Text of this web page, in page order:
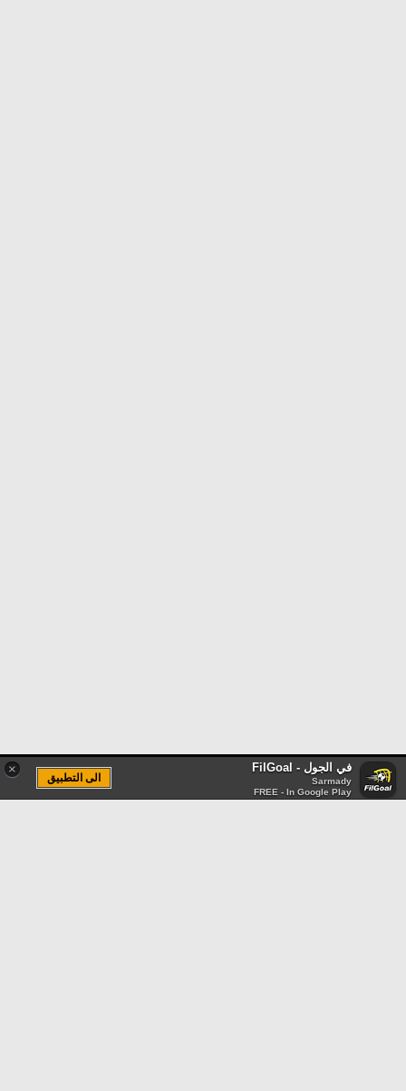
× في الجول - FilGoal
Sarmady
FREE - In Google Play
الى التطبيق